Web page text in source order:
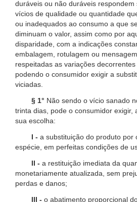
duráveis ou não duráveis respondem
vícios de qualidade ou quantidade
ou inadequados ao consumo a que
diminuam o valor, assim como por
disparidade, com a indicações
embalagem, rotulagem ou
respeitadas as variações decorrentes
podendo o consumidor exigir a
viciadas.
§ 1° Não sendo o vício sanado
trinta dias, pode o consumidor exigir,
sua escolha:
I - a substituição do produto por
espécie, em perfeitas condições de
II - a restituição imediata da
monetariamente atualizada, sem
perdas e danos;
III - o abatimento proporcional